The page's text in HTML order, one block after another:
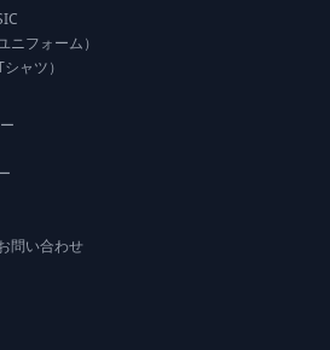
ニフォーム）
ャツ）
問い合わせ